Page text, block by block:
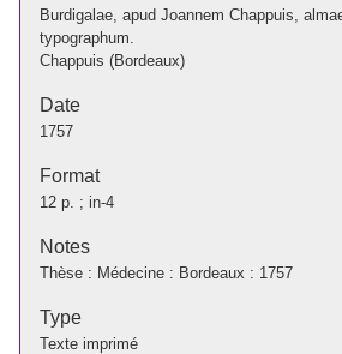
Burdigalae, apud Joannem Chappuis,
typographum.
Chappuis (Bordeaux)
Date
1757
Format
12 p. ; in-4
Notes
Thèse : Médecine : Bordeaux : 1757
Type
Texte imprimé